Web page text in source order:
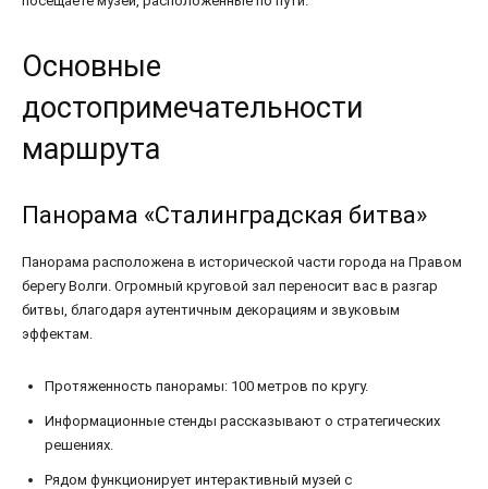
Основные
достопримечательности
маршрута
Панорама «Сталинградская битва»
Панорама расположена в исторической части города на Правом
берегу Волги. Огромный круговой зал переносит вас в разгар
битвы, благодаря аутентичным декорациям и звуковым
эффектам.
Протяженность панорамы: 100 метров по кругу.
Информационные стенды рассказывают о стратегических
решениях.
Рядом функционирует интерактивный музей с